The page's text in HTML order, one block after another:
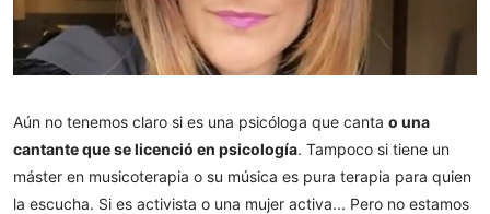
Aún no tenemos claro si es una psicóloga que canta o una
cantante que se licenció en psicología. Tampoco si tiene un
máster en musicoterapia o su música es pura terapia para quien
la escucha. Si es activista o una mujer activa... Pero no estamos